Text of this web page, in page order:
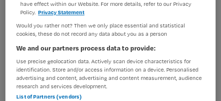
ERVARING
Niet nader bepaald
DIENSTVERBAND
Vacature niet beschikbaar
Deze vacature Verzorgende IG bij Maandag is niet meer
actueel. Hieronder staan enkele vergelijkbare vacatures
die voor u wellicht interessant zijn.
have effect within our Website. For more details, refer to our Privacy
Policy. Privacy Statement
Would you rather not? Then we only place essential and statistical
cookies, these do not record any data about you as a person
We and our partners process data to provide:
Use precise geolocation data. Actively scan device characteristics for
identification. Store and/or access information on a device. Personalised
advertising and content, advertising and content measurement, audience
research and services development.
List of Partners (vendors)